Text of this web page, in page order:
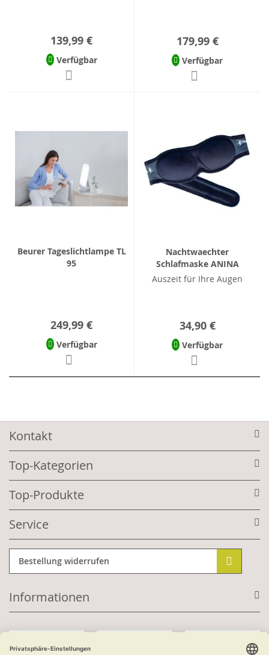
139,99 €
Verfügbar
179,99 €
Verfügbar
Beurer Tageslichtlampe TL
95
249,99 €
Verfügbar
Nachtwaechter
Schlafmaske ANINA
Auszeit für Ihre Augen
34,90 €
Verfügbar
Kontakt
Top-Kategorien
Top-Produkte
Service
Bestellung widerrufen
Informationen